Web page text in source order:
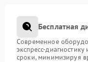
Бесплатная
Современное
экспресс-
сроки, минимизируя